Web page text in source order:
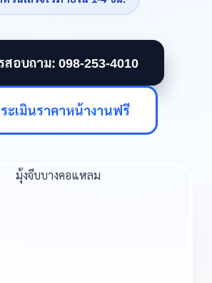
สอบถาม: 098-253-4010
ะเมินราคาหน้างานฟรี